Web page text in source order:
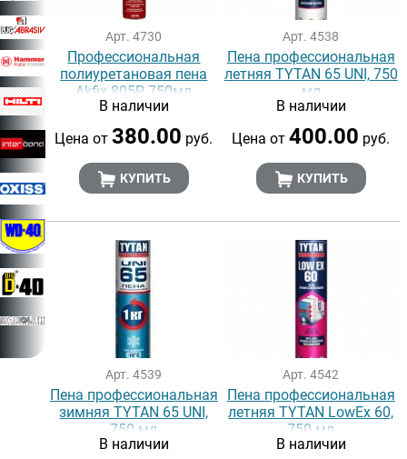
Арт. 4730
Профессиональная
полиуретановая пена
Akfix 805P, 750мл
В наличии
Цена от380.00 руб.
КУПИТЬ
Арт. 4538
Пена профессиональная
летняя TYTAN 65 UNI, 750
мл
В наличии
Цена от400.00 руб.
КУПИТЬ
Арт. 4539
Пена профессиональная
зимняя TYTAN 65 UNI,
750 мл
В наличии
Арт. 4542
Пена профессиональная
летняя TYTAN LowEx 60,
750 мл
В наличии